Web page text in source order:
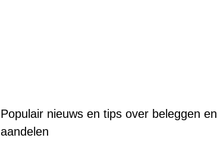
Populair nieuws en tips over beleggen en
aandelen